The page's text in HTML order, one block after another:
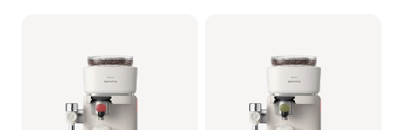
Porte-filtre - Rouge Framboise
BAR401/05 | Philips
499,99 €
Porte-filtre - Vert Sauge
BAR401/04 | Philips
499,99 €